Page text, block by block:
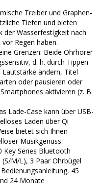
Treiber und Graphen-
Tiefen und bieten
der Wasserfestigkeit nach
Regen haben.
Grenzen: Beide Ohrhörer
d. h. durch Tippen
ändern, Titel
oder pausieren oder
aktivieren (z. B.
Lade-Case kann über USB-
Laden über Qi
bietet sich Ihnen
Musikgenuss.
Key Series Bluetooth
M/L), 3 Paar Ohrbügel
45
24 Monate